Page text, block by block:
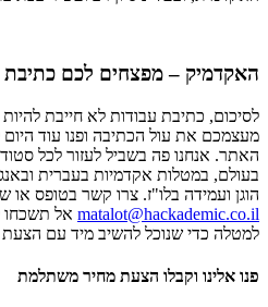
האקדמיק – מפצחים לכם
לסיכום, כתיבת עבודות לא חייבת
מעצמכם את עול הכתיבה ופנו עוד היום
האתר. אנחנו פה בשביל לעזור לכל
בעולם, במטלות אקדמיות בעברית
הוגן ועמידה בלו"ז. צרו קשר בטופס או
matalot@hackademic.co.il אל תשכחו
למטלה כדי שנוכל להשיב מיד עם הצעת
פנו אלינו וקבלו הצעת מחיר משתלמת